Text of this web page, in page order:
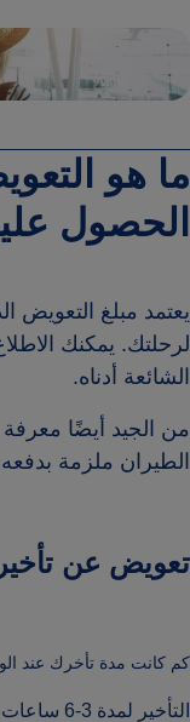
ما هو
الحصول
يعتمد مبلغ
لرحلتك. يمكنك
الشائعة أدناه.
من الجيد أيضًا
الطيران ملزمة بدفعه
تعويض عن
كم كانت مدة تأخرك عند
التأخير لمدة 3-6 ساعات